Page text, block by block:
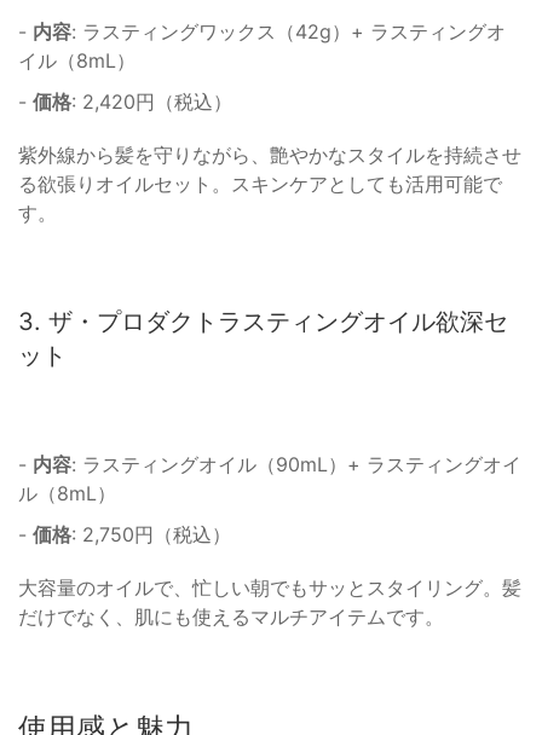
- 内容: ラスティングワックス（42g）+ ラスティングオ
イル（8mL）
- 価格: 2,420円（税込）
紫外線から髪を守りながら、艶やかなスタイルを持続させ
る欲張りオイルセット。スキンケアとしても活用可能で
す。
3. ザ・プロダクトラスティングオイル欲深セ
ット
- 内容: ラスティングオイル（90mL）+ ラスティングオイ
ル（8mL）
- 価格: 2,750円（税込）
大容量のオイルで、忙しい朝でもサッとスタイリング。髪
だけでなく、肌にも使えるマルチアイテムです。